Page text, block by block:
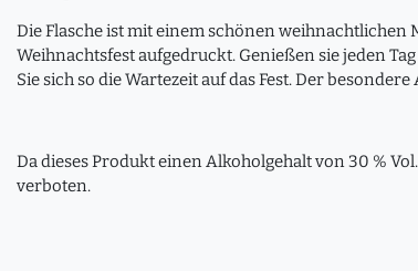
Die Flasche ist mit einem schönen weihnachtlichen
Weihnachtsfest aufgedruckt. Genießen sie jeden
Sie sich so die Wartezeit auf das Fest. Der
Da dieses Produkt einen Alkoholgehalt von 30 %
verboten.